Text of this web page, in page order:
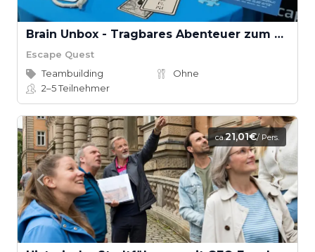
Brain Unbox - Tragbares Abenteuer zum Mitnehmen
Escape Quest
Teambuilding
Ohne
2–5Teilnehmer
ca.21,01€/ Pers.